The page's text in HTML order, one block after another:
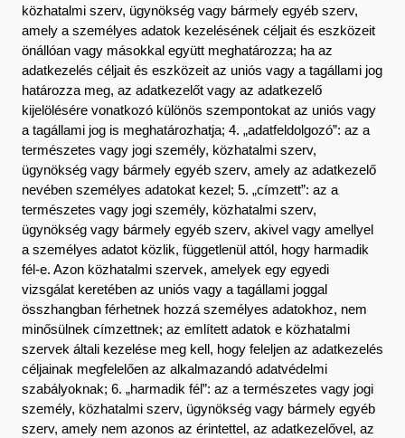
közhatalmi szerv, ügynökség vagy bármely egyéb szerv,
amely a személyes adatok kezelésének céljait és eszközeit
önállóan vagy másokkal együtt meghatározza; ha az
adatkezelés céljait és eszközeit az uniós vagy a tagállami jog
határozza meg, az adatkezelőt vagy az adatkezelő
kijelölésére vonatkozó különös szempontokat az uniós vagy
a tagállami jog is meghatározhatja; 4. „adatfeldolgozó”: az a
természetes vagy jogi személy, közhatalmi szerv,
ügynökség vagy bármely egyéb szerv, amely az adatkezelő
nevében személyes adatokat kezel; 5. „címzett”: az a
természetes vagy jogi személy, közhatalmi szerv,
ügynökség vagy bármely egyéb szerv, akivel vagy amellyel
a személyes adatot közlik, függetlenül attól, hogy harmadik
fél-e. Azon közhatalmi szervek, amelyek egy egyedi
vizsgálat keretében az uniós vagy a tagállami joggal
összhangban férhetnek hozzá személyes adatokhoz, nem
minősülnek címzettnek; az említett adatok e közhatalmi
szervek általi kezelése meg kell, hogy feleljen az adatkezelés
céljainak megfelelően az alkalmazandó adatvédelmi
szabályoknak; 6. „harmadik fél”: az a természetes vagy jogi
személy, közhatalmi szerv, ügynökség vagy bármely egyéb
szerv, amely nem azonos az érintettel, az adatkezelővel, az